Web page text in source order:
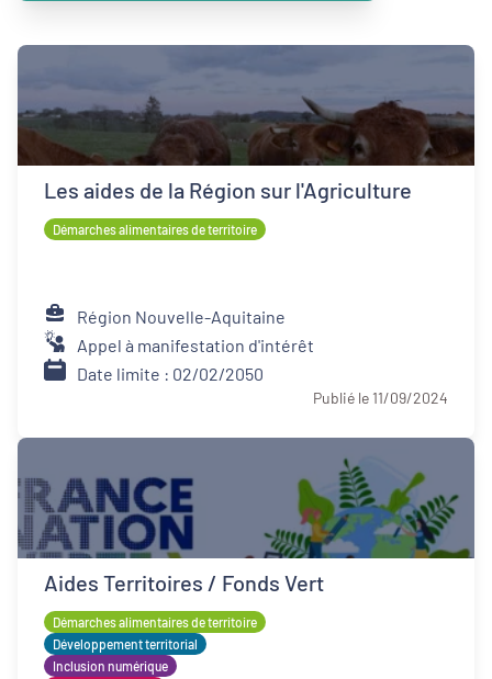
Les aides de la Région sur l'Agriculture
Démarches alimentaires de territoire
Région Nouvelle-Aquitaine
Appel à manifestation d'intérêt
Date limite : 02/02/2050
Publié le 11/09/2024
Aides Territoires / Fonds Vert
Démarches alimentaires de territoire
Développement territorial
Inclusion numérique